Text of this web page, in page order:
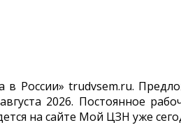
в России» trudvsem.ru.
2026. Постоянное
на сайте Мой ЦЗН уже